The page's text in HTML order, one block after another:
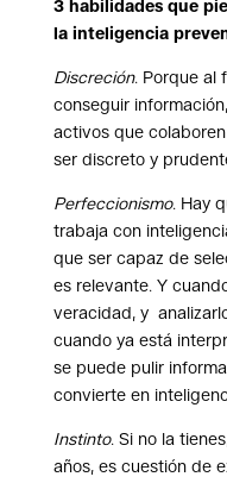
3 habilidades que
la inteligencia
Discreción. Porque al
conseguir
activos que
ser discreto y
Perfeccionismo. Hay
trabaja con
que ser capaz de
es relevante. Y
veracidad, y
cuando ya está
se puede pulir
convierte en
Instinto. Si no la
años, es cuestión de